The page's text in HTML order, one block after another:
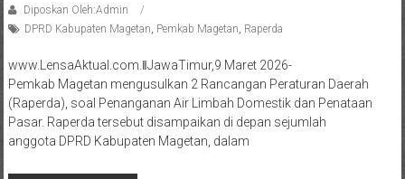
Diposkan Oleh:Admin
DPRD Kabupaten Magetan Pemkab Magetan Raperda
www.LensaAktual.com.ǁJawaTimur,9 Maret 2026-
Pemkab Magetan mengusulkan 2 Rancangan Peraturan Daerah
(Raperda), soal Penanganan Air Limbah Domestik dan Penataan
Pasar. Raperda tersebut disampaikan di depan sejumlah
anggota DPRD Kabupaten Magetan, dalam